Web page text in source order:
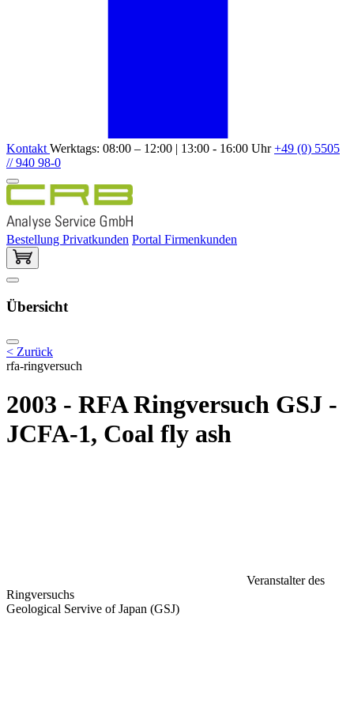
Kontakt Werktags: 08:00 – 12:00 | 13:00 - 16:00 Uhr+49 (0) 5505
// 940 98-0
Bestellung Privatkunden Portal Firmenkunden
Übersicht
< Zurück
rfa-ringversuch
2003 - RFA Ringversuch GSJ -
JCFA-1, Coal fly ash
Veranstalter des
Ringversuchs
Geological Servive of Japan (GSJ)